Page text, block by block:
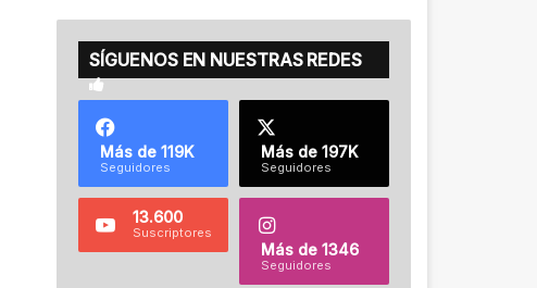
SÍGUENOS EN NUESTRAS REDES
Más de 119K
Seguidores
Más de 197K
Seguidores
13.600
Suscriptores
Más de 1346
Seguidores